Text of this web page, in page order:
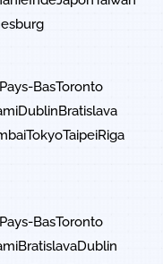
Pays-BasToronto
DublinBratislava
TokyoTaipeiRiga
Pays-BasToronto
BratislavaDublin